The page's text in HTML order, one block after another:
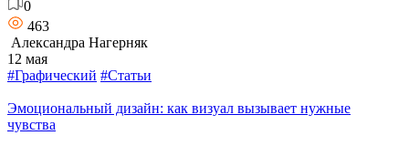
0
463
Александра Нагерняк
12 мая
#Графический #Статьи
Эмоциональный дизайн: как визуал вызывает нужные
чувства